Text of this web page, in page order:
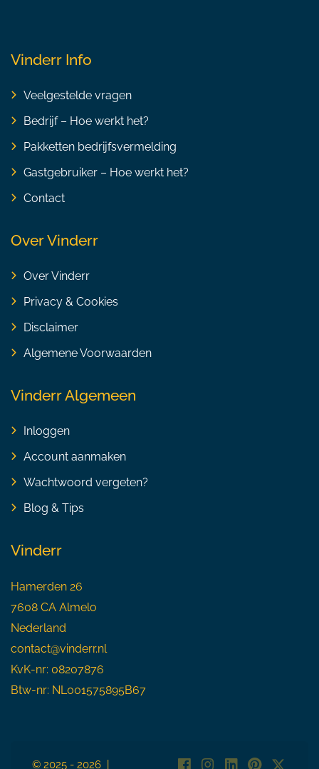
Vinderr Info
Veelgestelde vragen
Bedrijf – Hoe werkt het?
Pakketten bedrijfsvermelding
Gastgebruiker – Hoe werkt het?
Contact
Over Vinderr
Over Vinderr
Privacy & Cookies
Disclaimer
Algemene Voorwaarden
Vinderr Algemeen
Inloggen
Account aanmaken
Wachtwoord vergeten?
Blog & Tips
Vinderr
Hamerden 26
7608 CA Almelo
Nederland
contact@vinderr.nl
KvK-nr: 08207876
Btw-nr: NL001575895B67
© 2025 - 2026 |